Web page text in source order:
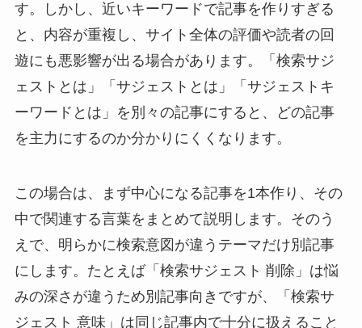
す。しかし、近いキーワードで記事を作りすぎる
と、内容が重複し、サイト全体の評価や読者の回
遊にも悪影響が出る場合があります。「検索サジ
ェストとは」「サジェストとは」「サジェストキ
ーワードとは」を別々の記事にすると、どの記事
を主力にするのか分かりにくくなります。
この場合は、まず中心になる記事を1本作り、その
中で関連する言葉をまとめて説明します。そのう
えで、明らかに検索意図が違うテーマだけ別記事
にします。たとえば「検索サジェスト 削除」は悩
みの深さが違うため別記事向きですが、「検索サ
ジェスト 意味」は同じ記事内で十分に扱えること